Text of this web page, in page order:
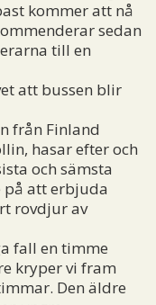
kommer att nå
sedan
till en
att bussen blir
från Finland
hasar efter och
och sämsta
på att erbjuda
rovdjur av
fall en timme
kryper vi fram
Den äldre